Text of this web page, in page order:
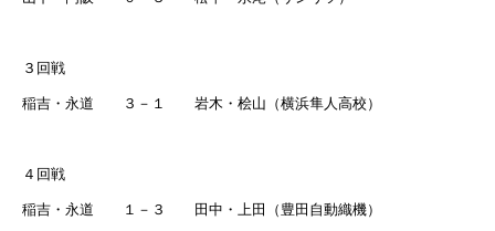
３回戦
稲吉・永道 ３－１ 岩木・桧山（横浜隼人高校）
４回戦
稲吉・永道 １－３ 田中・上田（豊田自動織機）